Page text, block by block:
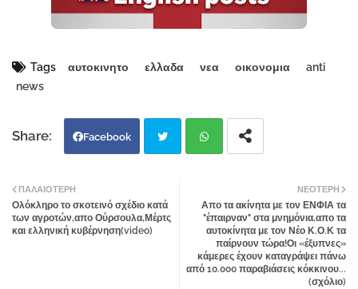
Tags αυτοκινητο ελλαδα νεα οικονομια
anti
news
Facebook
tter atsa
ΝΕΌΤΕΡΗ
Απο τα ακίνητα με τον ΕΝΦΙΑ τα
"έπαιρναν" στα μνημόνια,απο τα
αυτοκίνητα με τον Νέο Κ.Ο.Κ τα
παίρνουν τώρα!Οι «έξυπνες»
κάμερες έχουν καταγράψει πάνω
από 10.000 παραβιάσεις κόκκινου...
(σχόλιο)
ΠΑΛΑΙΌΤΕΡΗ
Ολόκληρο το σκοτεινό σχέδιο κατά
των αγροτών,απο Ούρσουλα,Μέρτς
και ελληνική κυβέρνηση(video)